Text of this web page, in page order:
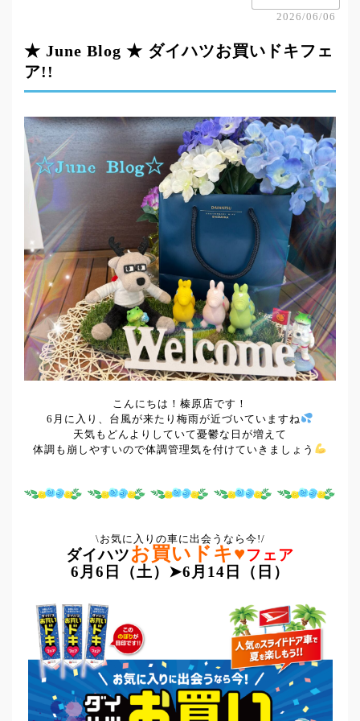
2026/06/06
★ June Blog ★ ダイハツお買いドキフェ
ア!!
こんにちは！榛原店です！
6月に入り、台風が来たり梅雨が近づいていますね
天気もどんよりしていて憂鬱な日が増えて
体調も崩しやすいので体調管理気を付けていきましょう
\お気に入りの車に出会うなら今!/
ダイハツお買いドキ♥フェア
6月6日（土）➤6月14日（日）